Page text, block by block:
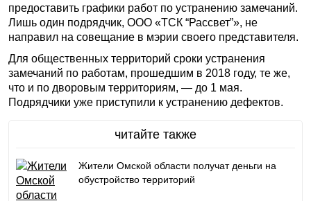
предоставить графики работ по устранению замечаний.
Лишь один подрядчик, ООО «ТСК “Рассвет”», не
направил на совещание в мэрии своего представителя.
Для общественных территорий сроки устранения
замечаний по работам, прошедшим в 2018 году, те же,
что и по дворовым территориям, — до 1 мая.
Подрядчики уже приступили к устранению дефектов.
читайте также
Жители Омской области получат деньги на
обустройство территорий